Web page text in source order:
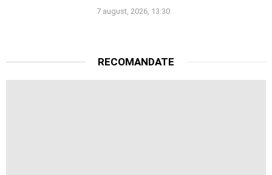
7 august, 2026, 13:30
RECOMANDATE